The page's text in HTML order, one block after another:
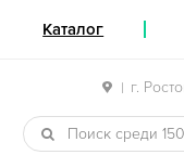
| г.
Перейти к
Перейти к
Каталог